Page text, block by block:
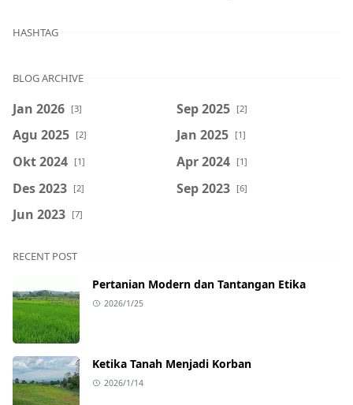
HASHTAG
BLOG ARCHIVE
Jan 2026 [3] Sep 2025 [2]
Agu 2025 [2] Jan 2025 [1]
Okt 2024 [1] Apr 2024 [1]
Des 2023 [2] Sep 2023 [6]
Jun 2023 [7]
RECENT POST
Pertanian Modern dan Tantangan Etika
2026/1/25
Ketika Tanah Menjadi Korban
2026/1/14